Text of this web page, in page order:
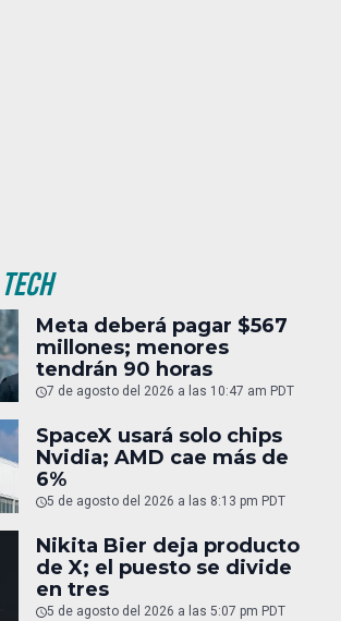
Meta deberá pagar $567
millones; menores
tendrán 90 horas
7 de agosto del 2026 a las 10:47 am PDT
SpaceX usará solo chips
Nvidia; AMD cae más de
6%
5 de agosto del 2026 a las 8:13 pm PDT
Nikita Bier deja producto
de X; el puesto se divide
en tres
5 de agosto del 2026 a las 5:07 pm PDT